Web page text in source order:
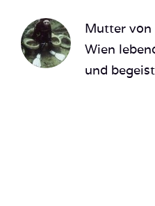
Mutter von
Wien
und